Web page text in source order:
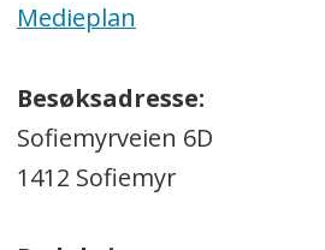
Medieplan
Besøksadresse:
Sofiemyrveien 6D
1412 Sofiemyr